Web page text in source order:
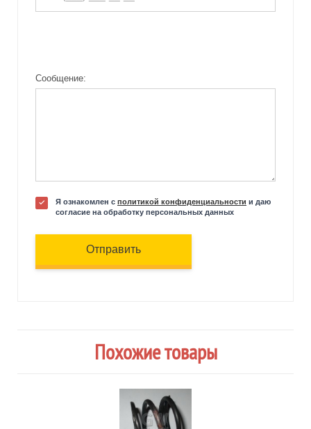
Сообщение:
Я ознакомлен с политикой конфиденциальности и даю
согласие на обработку персональных данных
Отправить
Похожие товары